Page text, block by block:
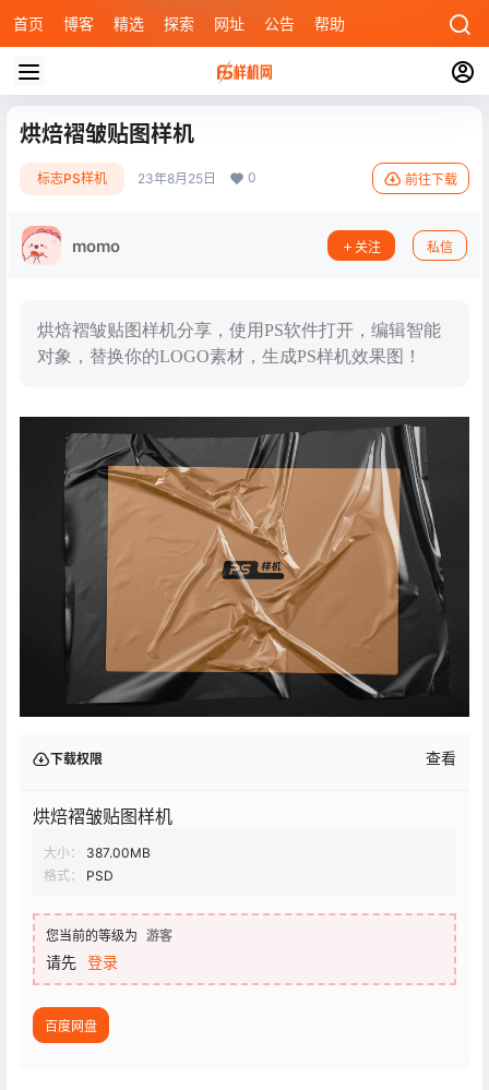
首页 博客 精选 探索 网址 公告 帮助
烘焙褶皱贴图样机
标志PS样机 23年8月25日 0 前往下载
momo 关注 私信
烘焙褶皱贴图样机分享，使用PS软件打开，编辑智能
对象，替换你的LOGO素材，生成PS样机效果图！
下载权限 查看
烘焙褶皱贴图样机
大小：
387.00MB
格式：
PSD
您当前的等级为 游客
请先 登录
百度网盘